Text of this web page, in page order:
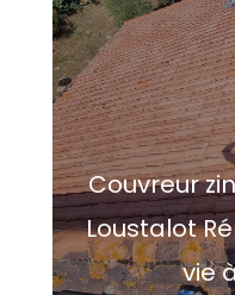
Couvreur
Loustalot
vie